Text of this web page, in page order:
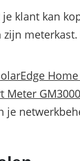
klant kan
Meter